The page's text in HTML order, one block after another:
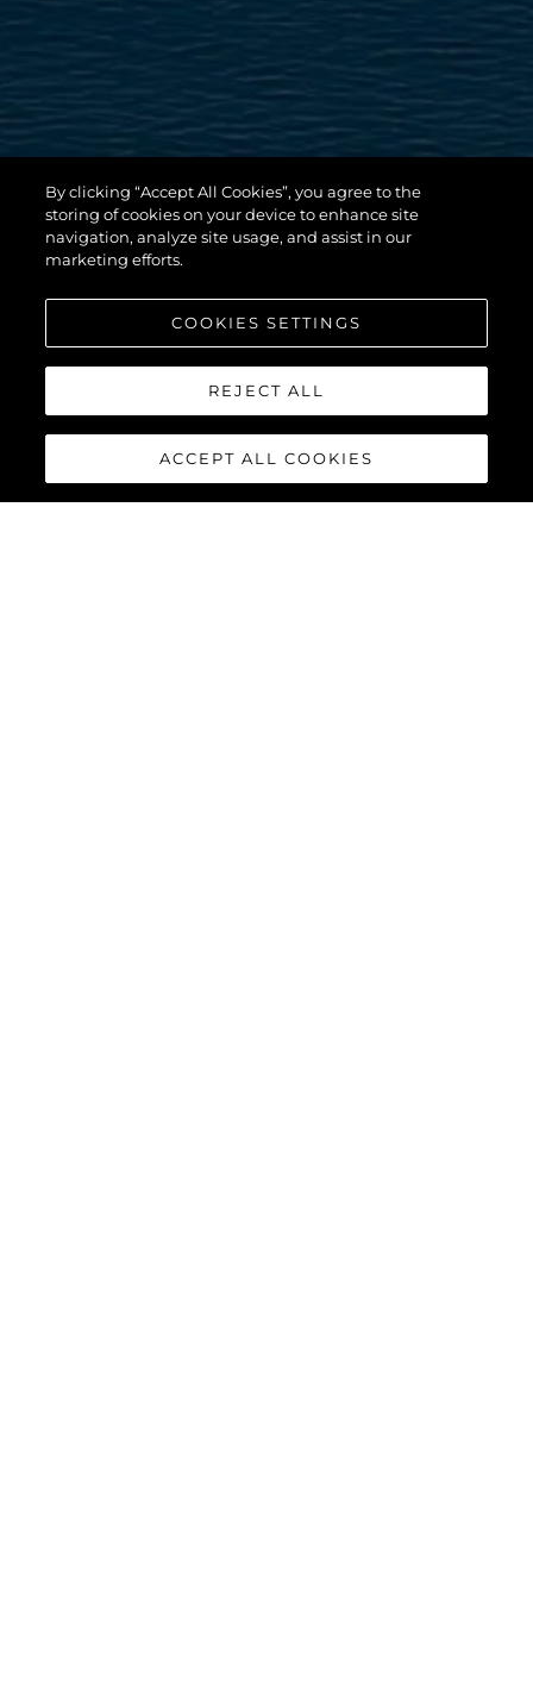
By clicking “Accept All Cookies”, you agree to the
storing of cookies on your device to enhance site
navigation, analyze site usage, and assist in our
marketing efforts.
COOKIES SETTINGS
REJECT ALL
ACCEPT ALL COOKIES